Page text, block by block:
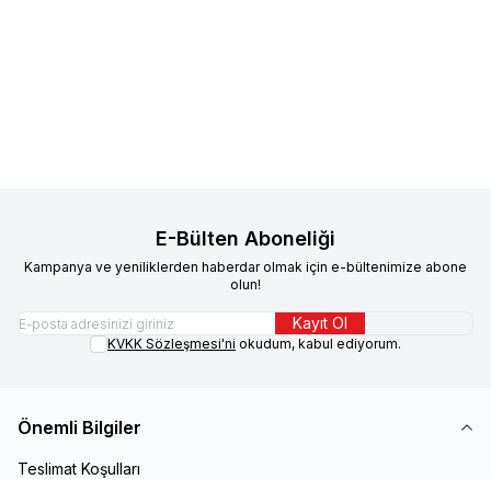
E-Bülten Aboneliği
Kampanya ve yeniliklerden haberdar olmak için e-bültenimize abone
olun!
Kayıt Ol
KVKK Sözleşmesi'ni okudum, kabul ediyorum.
Önemli Bilgiler
Teslimat Koşulları